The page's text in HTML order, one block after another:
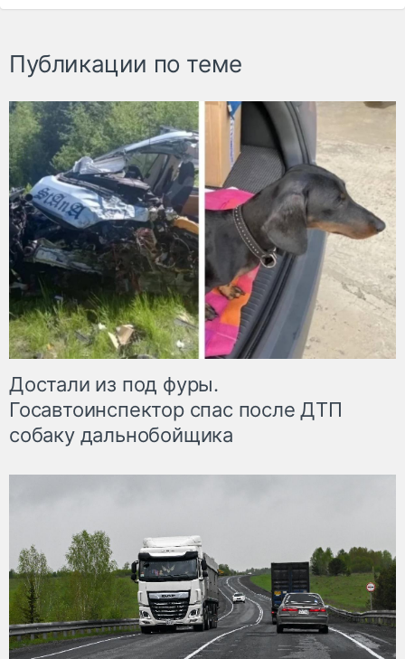
Публикации по теме
Достали из под фуры.
Госавтоинспектор спас после ДТП
собаку дальнобойщика